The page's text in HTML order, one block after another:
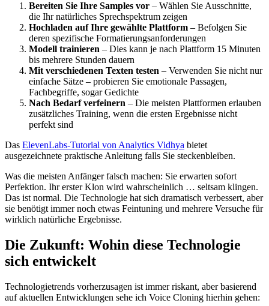
Bereiten Sie Ihre Samples vor – Wählen Sie Ausschnitte,
die Ihr natürliches Sprechspektrum zeigen
Hochladen auf Ihre gewählte Plattform – Befolgen Sie
deren spezifische Formatierungsanforderungen
Modell trainieren – Dies kann je nach Plattform 15 Minuten
bis mehrere Stunden dauern
Mit verschiedenen Texten testen – Verwenden Sie nicht nur
einfache Sätze – probieren Sie emotionale Passagen,
Fachbegriffe, sogar Gedichte
Nach Bedarf verfeinern – Die meisten Plattformen erlauben
zusätzliches Training, wenn die ersten Ergebnisse nicht
perfekt sind
Das ElevenLabs-Tutorial von Analytics Vidhya bietet
ausgezeichnete praktische Anleitung falls Sie steckenbleiben.
Was die meisten Anfänger falsch machen: Sie erwarten sofort
Perfektion. Ihr erster Klon wird wahrscheinlich … seltsam klingen.
Das ist normal. Die Technologie hat sich dramatisch verbessert, aber
sie benötigt immer noch etwas Feintuning und mehrere Versuche für
wirklich natürliche Ergebnisse.
Die Zukunft: Wohin diese Technologie
sich entwickelt
Technologietrends vorherzusagen ist immer riskant, aber basierend
auf aktuellen Entwicklungen sehe ich Voice Cloning hierhin gehen: